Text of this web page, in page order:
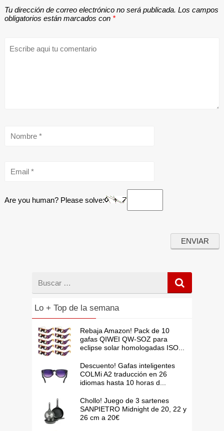
Tu dirección de correo electrónico no será publicada. Los campos
obligatorios están marcados con *
Are you human? Please solve:
por
Lo + Top de la semana
Rebaja Amazon! Pack de 10
gafas QIWEI QW-SOZ para
eclipse solar homologadas ISO...
Descuento! Gafas inteligentes
COLMi A2 traducción en 26
idiomas hasta 10 horas d...
Chollo! Juego de 3 sartenes
SANPIETRO Midnight de 20, 22 y
26 cm a 20€